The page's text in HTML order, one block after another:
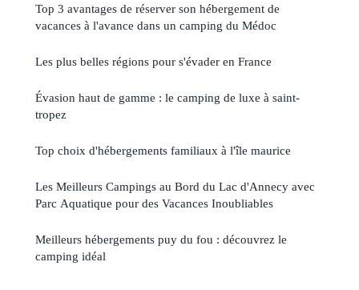
Top 3 avantages de réserver son hébergement de
vacances à l'avance dans un camping du Médoc
Les plus belles régions pour s'évader en France
Évasion haut de gamme : le camping de luxe à saint-
tropez
Top choix d'hébergements familiaux à l'île maurice
Les Meilleurs Campings au Bord du Lac d'Annecy avec
Parc Aquatique pour des Vacances Inoubliables
Meilleurs hébergements puy du fou : découvrez le
camping idéal